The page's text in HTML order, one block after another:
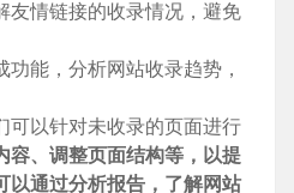
友情链接的收录情况，避免
能，分析网站收录趋势，
可以针对未收录的页面进行
容、调整页面结构等，以提
以通过分析报告，了解网站